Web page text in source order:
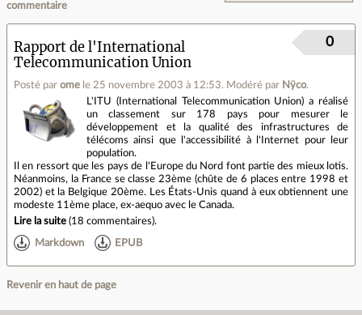
commentaire
Rapport de l'International
Telecommunication Union
Posté par ome le 25 novembre 2003 à 12:53. Modéré par Nÿco.
0
L'ITU (International Telecommunication Union) a réalisé
un classement sur 178 pays pour mesurer le
développement et la qualité des infrastructures de
télécoms ainsi que l'accessibilité à l'Internet pour leur
population.
Il en ressort que les pays de l'Europe du Nord font partie des mieux lotis.
Néanmoins, la France se classe 23ème (chûte de 6 places entre 1998 et
2002) et la Belgique 20ème. Les États-Unis quand à eux obtiennent une
modeste 11ème place, ex-aequo avec le Canada.
Lire la suite (18 commentaires).
Markdown EPUB
Revenir en haut de page